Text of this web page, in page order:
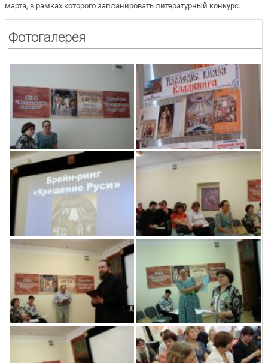
марта, в рамках которого запланировать литературный конкурс.
Фотогалерея